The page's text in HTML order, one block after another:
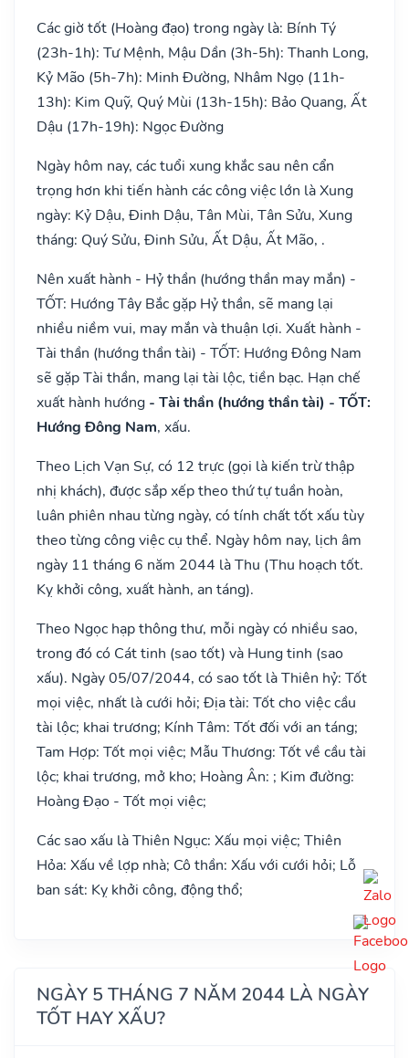
Các giờ tốt (Hoàng đạo) trong ngày là: Bính Tý
(23h-1h): Tư Mệnh, Mậu Dần (3h-5h): Thanh Long,
Kỷ Mão (5h-7h): Minh Đường, Nhâm Ngọ (11h-
13h): Kim Quỹ, Quý Mùi (13h-15h): Bảo Quang, Ất
Dậu (17h-19h): Ngọc Đường
Ngày hôm nay, các tuổi xung khắc sau nên cẩn
trọng hơn khi tiến hành các công việc lớn là Xung
ngày: Kỷ Dậu, Đinh Dậu, Tân Mùi, Tân Sửu, Xung
tháng: Quý Sửu, Đinh Sửu, Ất Dậu, Ất Mão, .
Nên xuất hành - Hỷ thần (hướng thần may mắn) -
TỐT: Hướng Tây Bắc gặp Hỷ thần, sẽ mang lại
nhiều niềm vui, may mắn và thuận lợi. Xuất hành -
Tài thần (hướng thần tài) - TỐT: Hướng Đông Nam
sẽ gặp Tài thần, mang lại tài lộc, tiền bạc. Hạn chế
xuất hành hướng - Tài thần (hướng thần tài) - TỐT:
Hướng Đông Nam, xấu.
Theo Lịch Vạn Sự, có 12 trực (gọi là kiến trừ thập
nhị khách), được sắp xếp theo thứ tự tuần hoàn,
luân phiên nhau từng ngày, có tính chất tốt xấu tùy
theo từng công việc cụ thể. Ngày hôm nay, lịch âm
ngày 11 tháng 6 năm 2044 là Thu (Thu hoạch tốt.
Kỵ khởi công, xuất hành, an táng).
Theo Ngọc hạp thông thư, mỗi ngày có nhiều sao,
trong đó có Cát tinh (sao tốt) và Hung tinh (sao
xấu). Ngày 05/07/2044, có sao tốt là Thiên hỷ: Tốt
mọi việc, nhất là cưới hỏi; Địa tài: Tốt cho việc cầu
tài lộc; khai trương; Kính Tâm: Tốt đối với an táng;
Tam Hợp: Tốt mọi việc; Mẫu Thương: Tốt về cầu tài
lộc; khai trương, mở kho; Hoàng Ân: ; Kim đường:
Hoàng Đạo - Tốt mọi việc;
Các sao xấu là Thiên Ngục: Xấu mọi việc; Thiên
Hỏa: Xấu về lợp nhà; Cô thần: Xấu với cưới hỏi; Lỗ
ban sát: Kỵ khởi công, động thổ;
NGÀY 5 THÁNG 7 NĂM 2044 LÀ NGÀY
TỐT HAY XẤU?